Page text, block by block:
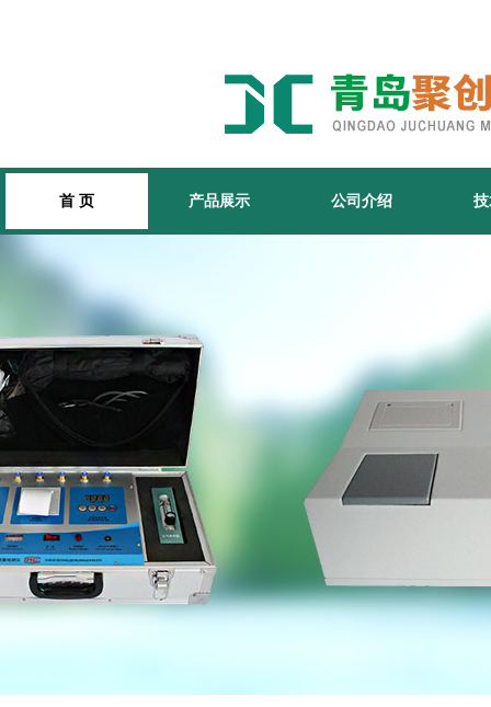
首 页 产品展示 公司介绍